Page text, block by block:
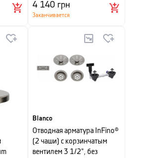
4 140 грн
Заканчивается
Blanco
Отводная арматура InFino®
(2 чаши) с корзинчатым
вентилем 3 1/2", без